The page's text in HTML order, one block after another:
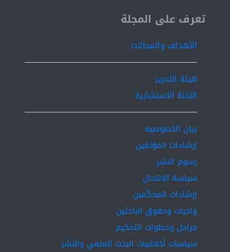
concrete, Workability, sand aggregate ratio, water
ISSN 2519-9854
تعرف على المجلة
الأهداف والمجالات
هيئة التحرير
اللجنة الاستشارية
بيان الخصوصية
إرشادات المؤلفين
رسوم النشر
سياسة الانتحال
إرشادات المحكّمين
واجبات وحقوق الباحثين
مراحل وخطوات التحكيم
سياسات أخلاقيات البحث العلمي والنشر